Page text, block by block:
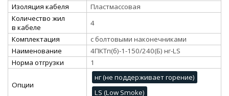
Изоляция кабеля
Пластмассовая
Количество жил
в кабеле
4
Комплектация
с болтовыми наконечниками
Наименование
4ПКТп(б)-1-150/240(Б) нг-LS
Норма отгрузки
1
Опции
нг (не поддерживает горение)
LS (Low Smoke)